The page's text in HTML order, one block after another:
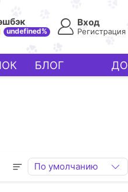
undefined%
Вход
Регистрация
БЛОГ
По умолчанию